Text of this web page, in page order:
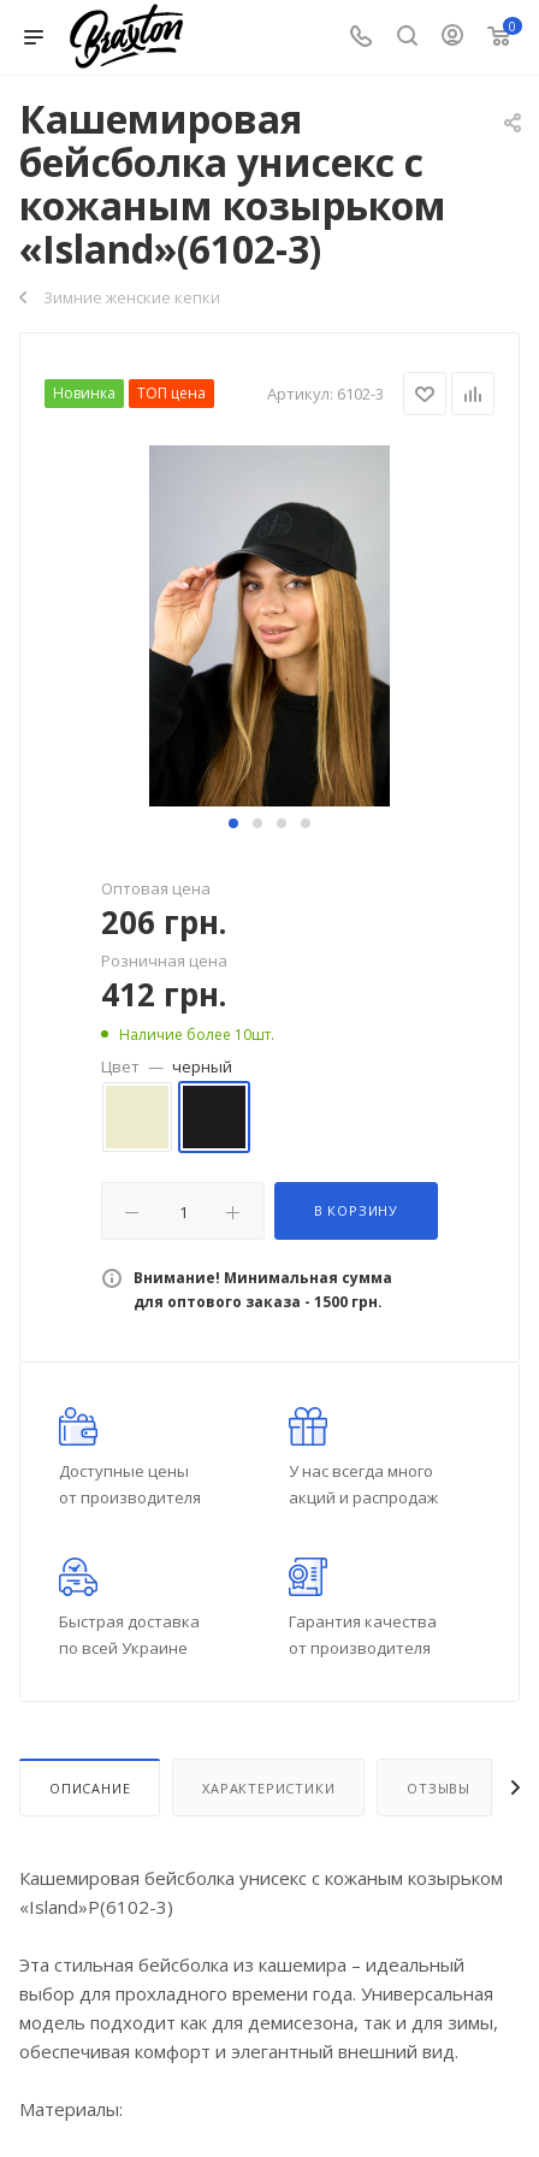
0
Кашемировая
бейсболка унисекс с
кожаным козырьком
«Island»(6102-3)
Зимние женские кепки
Новинка ТОП цена Артикул: 6102-3
Оптовая цена
206 грн.
Розничная цена
412 грн.
Наличие более 10шт.
Цвет — черный
В КОРЗИНУ
Внимание! Минимальная сумма
для оптового заказа - 1500 грн.
Доступные цены
от производителя
У нас всегда много
акций и распродаж
Быстрая доставка
по всей Украине
Гарантия качества
от производителя
ОПИСАНИЕ ХАРАКТЕРИСТИКИ ОТЗЫВЫ
Кашемировая бейсболка унисекс с кожаным козырьком
«Island»Р(6102-3)
Эта стильная бейсболка из кашемира – идеальный
выбор для прохладного времени года. Универсальная
модель подходит как для демисезона, так и для зимы,
обеспечивая комфорт и элегантный внешний вид.
Материалы: